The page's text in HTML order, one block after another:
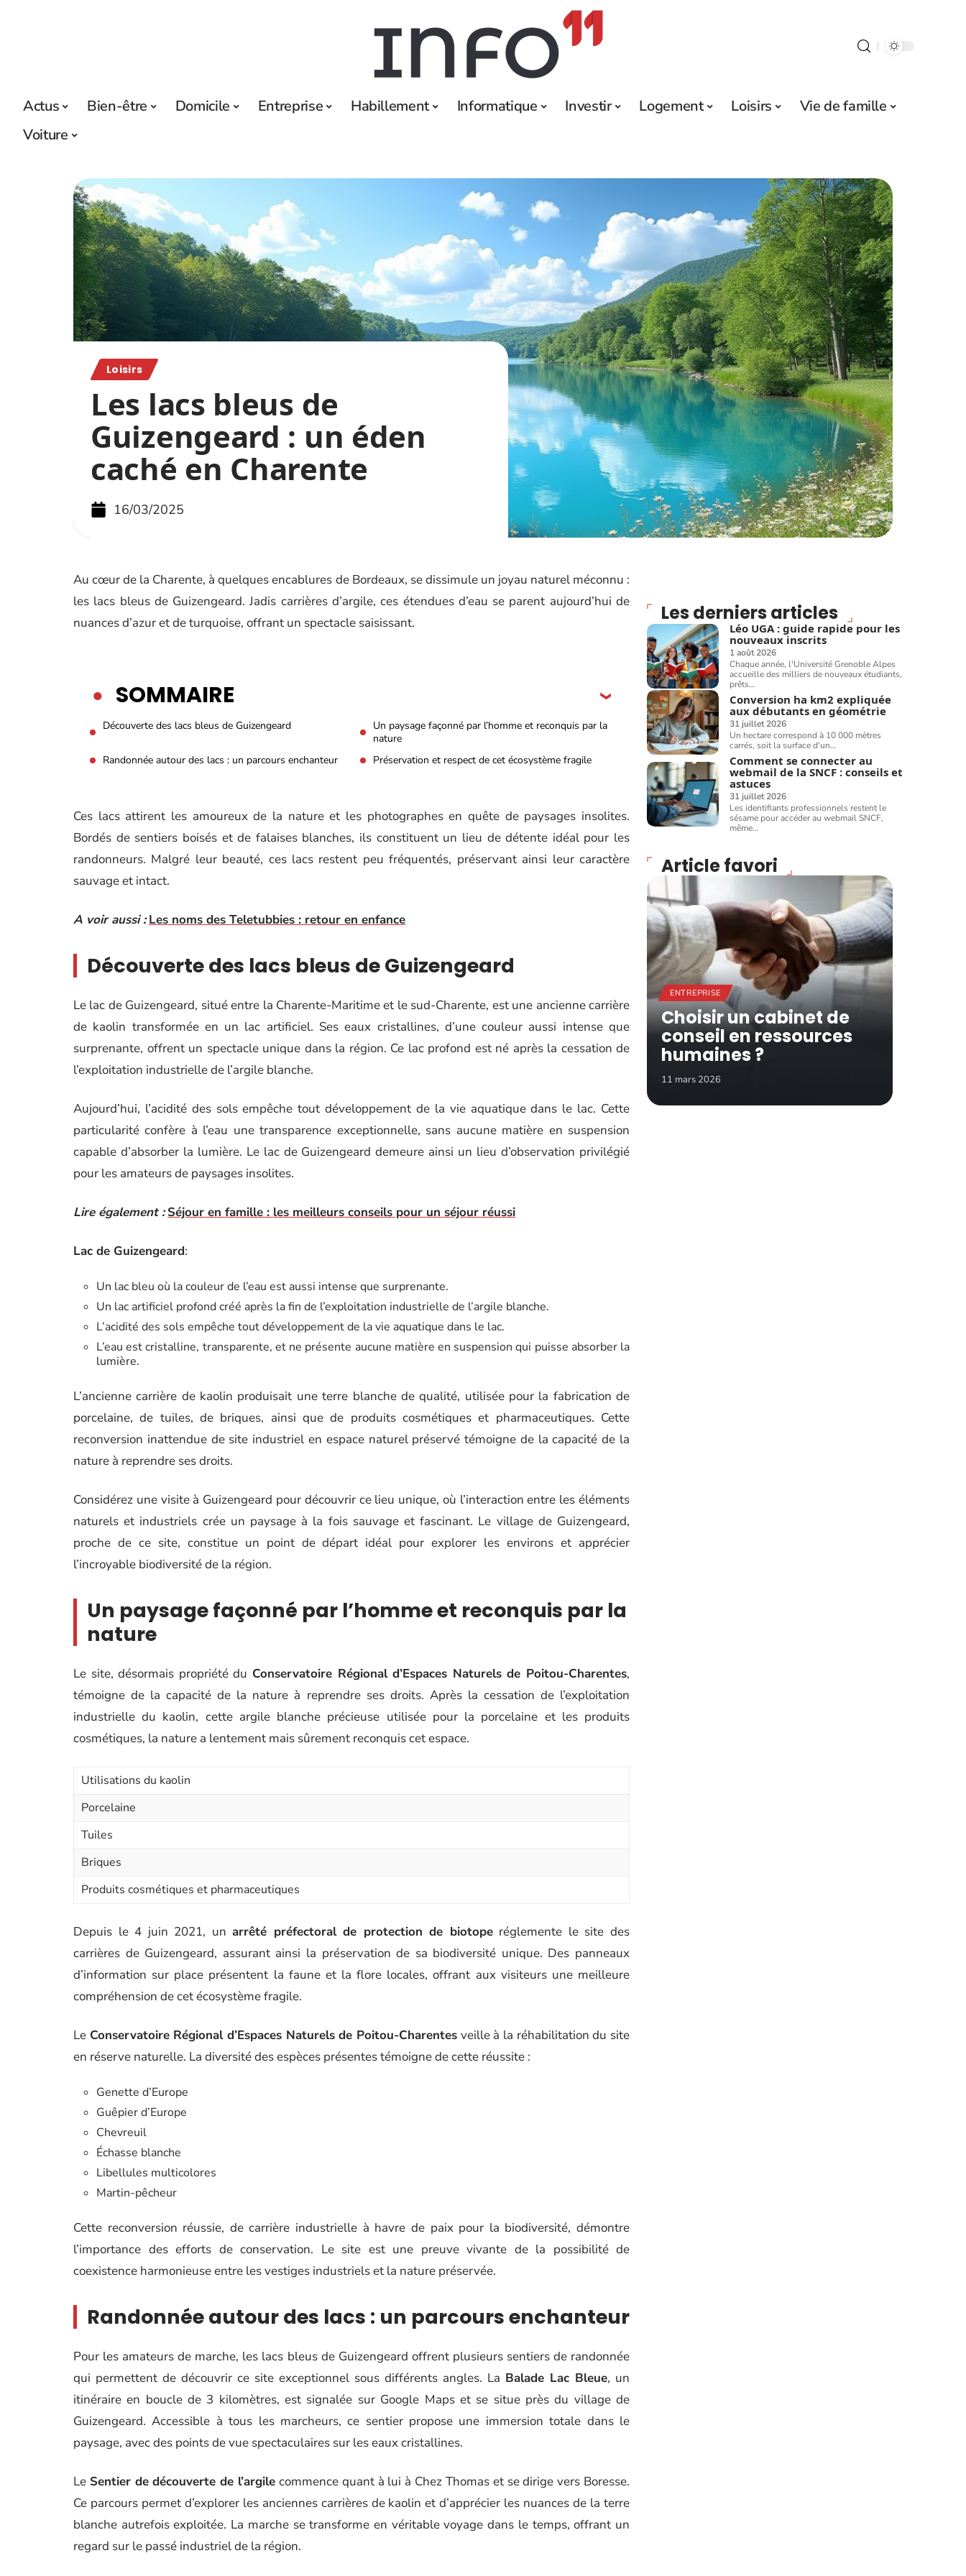
Actus Bien-être Domicile Entreprise Habillement Informatique Investir Logement Loisirs
Vie de famille
Voiture
Loisirs
Les lacs bleus de
Guizengeard : un éden
caché en Charente
16/03/2025
Au cœur de la Charente, à quelques encablures de Bordeaux, se dissimule un joyau naturel méconnu :
les lacs bleus de Guizengeard. Jadis carrières d’argile, ces étendues d’eau se parent aujourd’hui de
nuances d’azur et de turquoise, offrant un spectacle saisissant.
SOMMAIRE
Découverte des lacs bleus de Guizengeard
Un paysage façonné par l’homme et reconquis par la
nature
Randonnée autour des lacs : un parcours enchanteur
Préservation et respect de cet écosystème fragile
Ces lacs attirent les amoureux de la nature et les photographes en quête de paysages insolites.
Bordés de sentiers boisés et de falaises blanches, ils constituent un lieu de détente idéal pour les
randonneurs. Malgré leur beauté, ces lacs restent peu fréquentés, préservant ainsi leur caractère
sauvage et intact.
A voir aussi : Les noms des Teletubbies : retour en enfance
Découverte des lacs bleus de Guizengeard
Le lac de Guizengeard, situé entre la Charente-Maritime et le sud-Charente, est une ancienne carrière
de kaolin transformée en un lac artificiel. Ses eaux cristallines, d’une couleur aussi intense que
surprenante, offrent un spectacle unique dans la région. Ce lac profond est né après la cessation de
l’exploitation industrielle de l’argile blanche.
Aujourd’hui, l’acidité des sols empêche tout développement de la vie aquatique dans le lac. Cette
particularité confère à l’eau une transparence exceptionnelle, sans aucune matière en suspension
capable d’absorber la lumière. Le lac de Guizengeard demeure ainsi un lieu d’observation privilégié
pour les amateurs de paysages insolites.
Lire également : Séjour en famille : les meilleurs conseils pour un séjour réussi
Lac de Guizengeard:
Un lac bleu où la couleur de l’eau est aussi intense que surprenante.
Un lac artificiel profond créé après la fin de l’exploitation industrielle de l’argile blanche.
L’acidité des sols empêche tout développement de la vie aquatique dans le lac.
L’eau est cristalline, transparente, et ne présente aucune matière en suspension qui puisse absorber la
lumière.
L’ancienne carrière de kaolin produisait une terre blanche de qualité, utilisée pour la fabrication de
porcelaine, de tuiles, de briques, ainsi que de produits cosmétiques et pharmaceutiques. Cette
reconversion inattendue de site industriel en espace naturel préservé témoigne de la capacité de la
nature à reprendre ses droits.
Considérez une visite à Guizengeard pour découvrir ce lieu unique, où l’interaction entre les éléments
naturels et industriels crée un paysage à la fois sauvage et fascinant. Le village de Guizengeard,
proche de ce site, constitue un point de départ idéal pour explorer les environs et apprécier
l’incroyable biodiversité de la région.
Un paysage façonné par l’homme et reconquis par la
nature
Le site, désormais propriété du Conservatoire Régional d’Espaces Naturels de Poitou-Charentes,
témoigne de la capacité de la nature à reprendre ses droits. Après la cessation de l’exploitation
industrielle du kaolin, cette argile blanche précieuse utilisée pour la porcelaine et les produits
cosmétiques, la nature a lentement mais sûrement reconquis cet espace.
Utilisations du kaolin
Porcelaine
Tuiles
Briques
Produits cosmétiques et pharmaceutiques
Depuis le 4 juin 2021, unarrêté préfectoral de protection de biotoperéglemente le site des
carrières de Guizengeard, assurant ainsi la préservation de sa biodiversité unique. Des panneaux
d’information sur place présentent la faune et la flore locales, offrant aux visiteurs une meilleure
compréhension de cet écosystème fragile.
Le Conservatoire Régional d’Espaces Naturels de Poitou-Charentes veille à la réhabilitation du site
en réserve naturelle. La diversité des espèces présentes témoigne de cette réussite :
Genette d’Europe
Guêpier d’Europe
Chevreuil
Échasse blanche
Libellules multicolores
Martin-pêcheur
Cette reconversion réussie, de carrière industrielle à havre de paix pour la biodiversité, démontre
l’importance des efforts de conservation. Le site est une preuve vivante de la possibilité de
coexistence harmonieuse entre les vestiges industriels et la nature préservée.
Randonnée autour des lacs : un parcours enchanteur
Pour les amateurs de marche, les lacs bleus de Guizengeard offrent plusieurs sentiers de randonnée
qui permettent de découvrir ce site exceptionnel sous différents angles. La Balade Lac Bleue, un
itinéraire en boucle de 3 kilomètres, est signalée sur Google Maps et se situe près du village de
Guizengeard. Accessible à tous les marcheurs, ce sentier propose une immersion totale dans le
paysage, avec des points de vue spectaculaires sur les eaux cristallines.
Le Sentier de découverte de l’argile commence quant à lui à Chez Thomas et se dirige vers Boresse.
Ce parcours permet d’explorer les anciennes carrières de kaolin et d’apprécier les nuances de la terre
blanche autrefois exploitée. La marche se transforme en véritable voyage dans le temps, offrant un
regard sur le passé industriel de la région.
Les derniers articles
Léo UGA : guide rapide pour les
nouveaux inscrits
1 août 2026
Chaque année, l'Université Grenoble Alpes
accueille des milliers de nouveaux étudiants,
prêts…
Conversion ha km2 expliquée
aux débutants en géométrie
31 juillet 2026
Un hectare correspond à 10 000 mètres
carrés, soit la surface d'un…
Comment se connecter au
webmail de la SNCF : conseils et
astuces
31 juillet 2026
Les identifiants professionnels restent le
sésame pour accéder au webmail SNCF,
même…
Article favori
ENTREPRISE
Choisir un cabinet de
conseil en ressources
humaines ?
11 mars 2026